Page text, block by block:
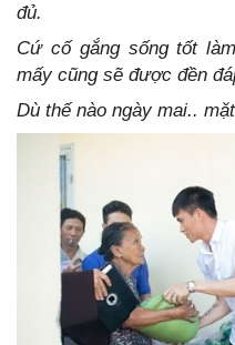
đủ.
Cứ cố gắng sống tốt
mấy cũng sẽ được đền
Dù thế nào ngày mai..